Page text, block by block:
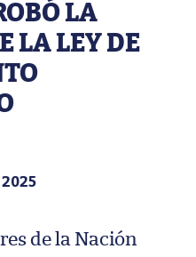
LA
LA LEY DE
2025
de la Nación